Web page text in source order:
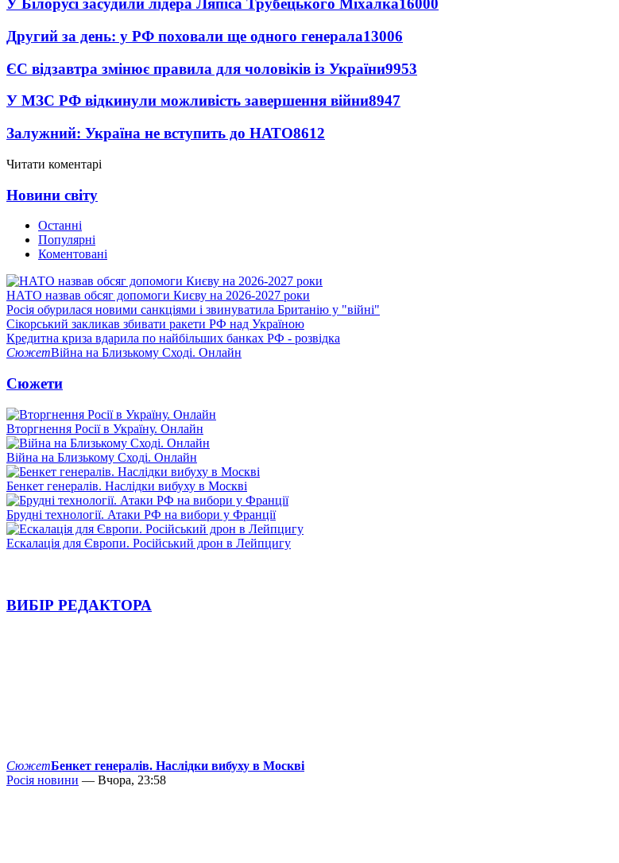
У Білорусі засудили лідера Ляпіса Трубецького Міхалка16000
Другий за день: у РФ поховали ще одного генерала13006
ЄС відзавтра змінює правила для чоловіків із України9953
У МЗС РФ відкинули можливість завершення війни8947
Залужний: Україна не вступить до НАТО8612
Читати коментарі
Новини світу
Останні
Популярні
Коментовані
НАТО назвав обсяг допомоги Києву на 2026-2027 роки
Росія обурилася новими санкціями і звинуватила Британію у "війні"
Сікорський закликав збивати ракети РФ над Україною
Кредитна криза вдарила по найбільших банках РФ - розвідка
СюжетВійна на Близькому Сході. Онлайн
Сюжети
Вторгнення Росії в Україну. Онлайн
Війна на Близькому Сході. Онлайн
Бенкет генералів. Наслідки вибуху в Москві
Брудні технології. Атаки РФ на вибори у Франції
Ескалація для Європи. Російський дрон в Лейпцигу
ВИБІР РЕДАКТОРА
СюжетБенкет генералів. Наслідки вибуху в Москві
Росія новини — Вчора, 23:58